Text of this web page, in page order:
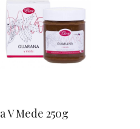
V Mede 250g